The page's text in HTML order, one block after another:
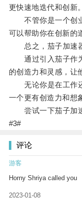
更快速地迭代和创新。
不管你是一个创业
可以帮助你在创新的
总之，茄子加速器
通过引入茄子作为
的创造力和灵感，让
无论你是在工作还
一个更有创造力和想
尝试一下茄子加速
#3#
评论
游客
Horny Shriya called you
2023-01-08